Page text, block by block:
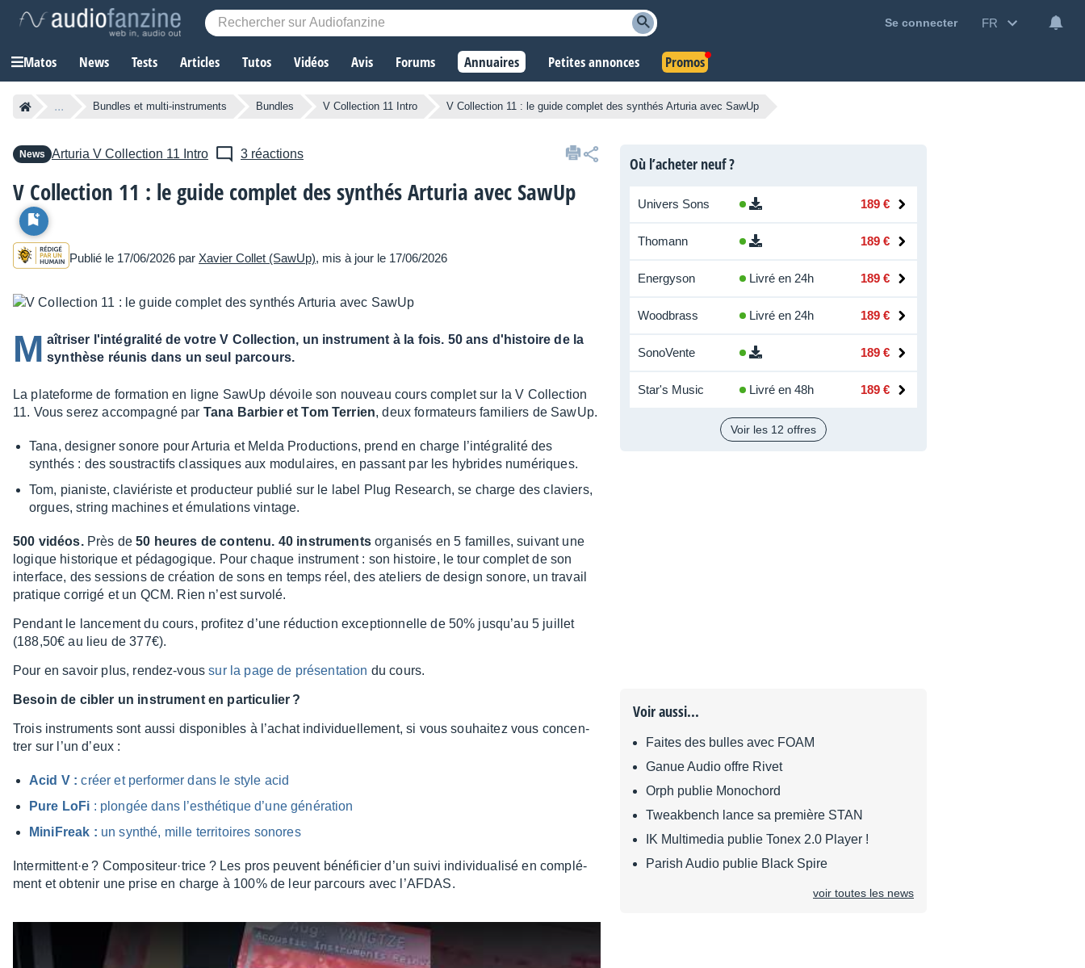
Se connecter FR
Matos News Tests Articles Tutos Vidéos Avis Forums Annuaires Petites annonces Promos
... Bundles et multi-instruments Bundles V Collection 11 Intro V Collection 11 : le guide complet des synthés Arturia avec SawUp
News Arturia V Collection 11 Intro 3 réactions
V Collection 11 : le guide complet des synthés Arturia avec SawUp
Publié le 17/06/2026 par Xavier Collet (SawUp), mis à jour le 17/06/2026
M aîtriser l'intégralité de votre V Collection, un instrument à la fois. 50 ans d'histoire de la
synthèse réunis dans un seul parcours.
La plate­forme de forma­tion en ligne SawUp dévoile son nouveau cours complet sur la V Collec­tion
11. Vous serez accom­pa­gné par Tana Barbier et Tom Terrien, deux forma­teurs fami­liers de SawUp.
Tana, desi­gner sonore pour Artu­ria et Melda Produc­tions, prend en charge l’in­té­gra­lité des
synthés : des sous­trac­tifs clas­siques aux modu­laires, en passant par les hybrides numé­riques.
Tom, pianiste, clavié­riste et produc­teur publié sur le label Plug Research, se charge des claviers,
orgues, string machines et émula­tions vintage.
500 vidéos.Près de50 heures de contenu. 40 instru­mentsorga­ni­sés en 5 familles, suivant une
logique histo­rique et péda­go­gique. Pour chaque instru­ment : son histoire, le tour complet de son
inter­face, des sessions de créa­tion de sons en temps réel, des ateliers de design sonore, un travail
pratique corrigé et un QCM. Rien n’est survolé.
Pendant le lance­ment du cours, profi­tez d’une réduc­tion excep­tion­nelle de 50% jusqu’au 5 juillet
(188,50€ au lieu de 377€).
Pour en savoir plus, rendez-voussur la page de présen­­ta­­tion du cours.
Besoin de cibler un instru­ment en parti­cu­lier ?
Trois instru­ments sont aussi dispo­nibles à l’achat indi­vi­duel­le­ment, si vous souhai­tez vous concen­
trer sur l’un d’eux :
Acid V : créer et perfor­mer dans le style acid
Pure LoFi : plon­gée dans l’es­thé­tique d’une géné­ra­tion
Mini­Freak : un synthé, mille terri­toires sonores
Inter­­­­­mit­­­tent·e ? Compo­­­si­­­teur·­­­trice ? Les pros peuvent béné­­­­fi­­­­cier d’un suivi indi­­­vi­­­dua­­­lisé en complé­­­­
ment et obte­­­­nir une prise en charge à 100% de leur parcours avec l’AF­­­DAS.
Où l’acheter neuf ?
Univers Sons 189 €
Thomann 189 €
Energyson Livré en 24h 189 €
Woodbrass Livré en 24h 189 €
SonoVente 189 €
Star's Music Livré en 48h 189 €
Voir les 12 offres
Voir aussi...
Faites des bulles avec FOAM
Ganue Audio offre Rivet
Orph publie Monochord
Tweakbench lance sa première STAN
IK Multimedia publie Tonex 2.0 Player !
Parish Audio publie Black Spire
voir toutes les news